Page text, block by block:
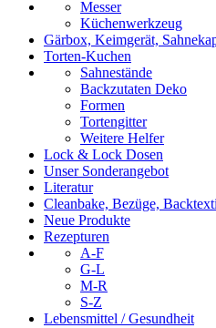
Messer
Küchenwerkzeug
Gärbox, Keimgerät,
Torten-Kuchen
Sahnestände
Backzutaten Deko
Formen
Tortengitter
Weitere Helfer
Lock & Lock Dosen
Unser Sonderangebot
Literatur
Cleanbake, Bezüge,
Neue Produkte
Rezepturen
A-F
G-L
M-R
S-Z
Lebensmittel / Gesundheit